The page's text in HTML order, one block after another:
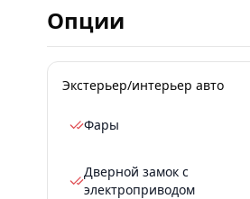
Опции
Экстерьер/интерьер авто
Фары
Дверной замок с
электроприводом